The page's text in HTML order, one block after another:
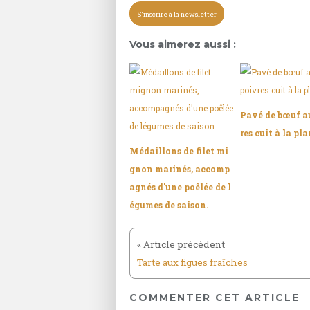
S'inscrire à la newsletter
Vous aimerez aussi :
Médaillons de filet mi
gnon marinés, accomp
agnés d'une poêlée de l
égumes de saison.
Pavé de bœuf
res cuit à la
Tarte aux figues fraîches
COMMENTER CET ARTICLE